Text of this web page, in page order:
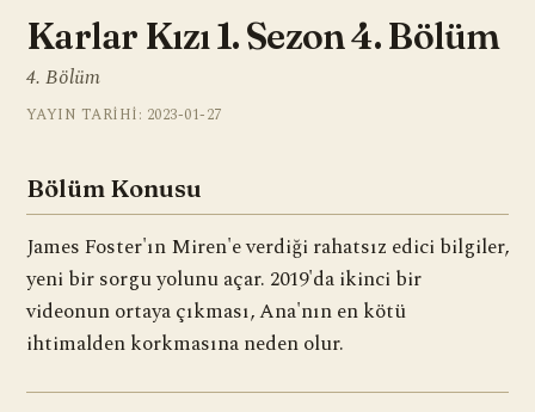
Karlar Kızı 1. Sezon 4. Bölüm
4. Bölüm
YAYIN TARIHI: 2023-01-27
Bölüm Konusu
James Foster'ın Miren'e verdiği rahatsız edici bilgiler,
yeni bir sorgu yolunu açar. 2019'da ikinci bir
videonun ortaya çıkması, Ana'nın en kötü
ihtimalden korkmasına neden olur.